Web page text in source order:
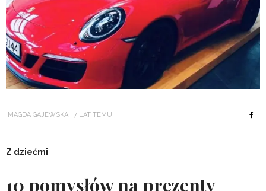
MAGDA GAJEWSKA 7 LAT TEMU
Z dziećmi
10 pomysłów na prezenty